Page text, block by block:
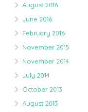
August 2016
June 2016
February 2016
November 2015
November 2014
July 2014
October 2013
August 2013